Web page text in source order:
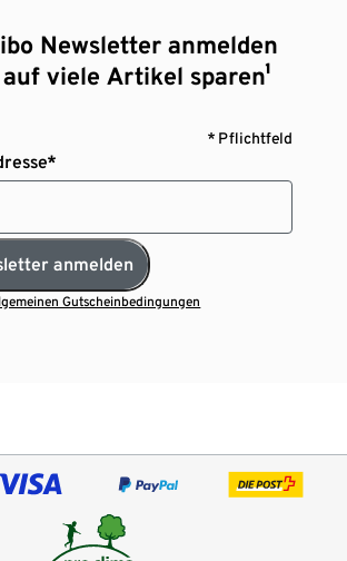
Newsletter anmelden
auf viele Artikel sparen¹
* Pflichtfeld
anmelden
Gutscheinbedingungen